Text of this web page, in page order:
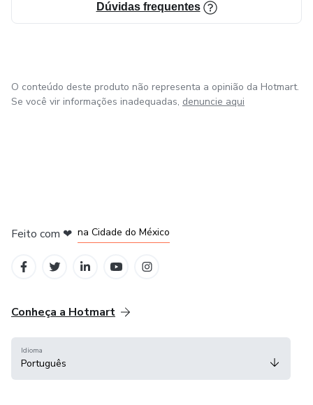
Dúvidas frequentes
O conteúdo deste produto não representa a opinião da Hotmart.
Se você vir informações inadequadas, denuncie aqui
Feito com ❤ na Cidade do México
Conheça a Hotmart
Idioma
Português